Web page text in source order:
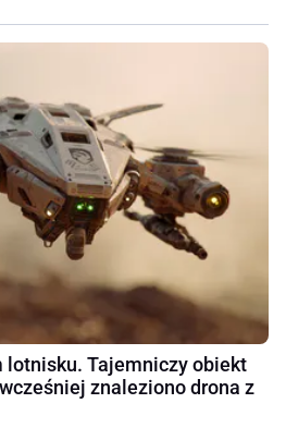
Tajemniczy obiekt
znaleziono drona z